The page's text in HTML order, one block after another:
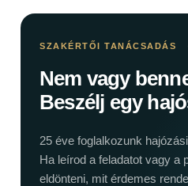
SZAKÉRTŐI TANÁCSADÁS
Nem vagy
Beszélj egy
25 éve foglalkozunk
Ha leírod a feladatot vagy a
eldönteni, mit érdemes